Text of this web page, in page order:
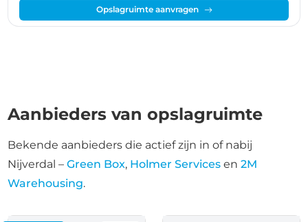
Opslagruimte aanvragen
Aanbieders van opslagruimte
Bekende aanbieders die actief zijn in of nabij
Nijverdal –Green Box, Holmer Services en2M
Warehousing.